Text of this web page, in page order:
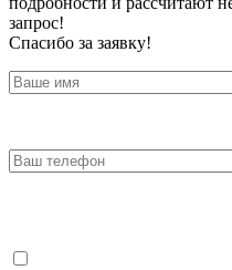
запрос!
Спасибо за заявку!